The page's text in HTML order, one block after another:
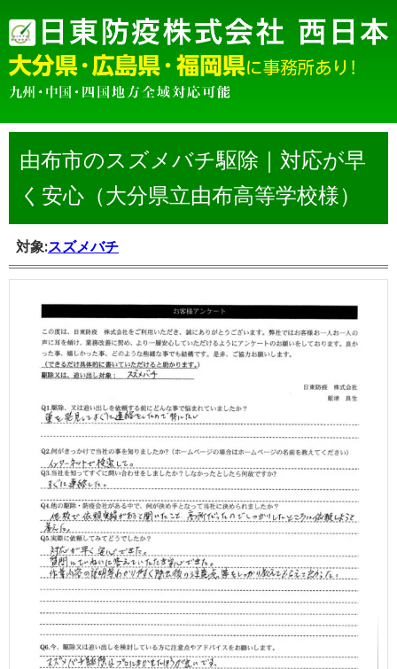
由布市のスズメバチ駆除｜対応が早
く安心（大分県立由布高等学校様）
対象:スズメバチ